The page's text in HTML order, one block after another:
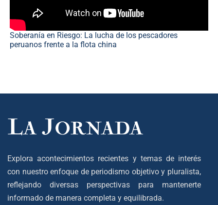
Soberanía en Riesgo: La lucha de los pescadores
peruanos frente a la flota china
Explora acontecimientos recientes y temas de interés
con nuestro enfoque de periodismo objetivo y pluralista,
reflejando diversas perspectivas para mantenerte
informado de manera completa y equilibrada.